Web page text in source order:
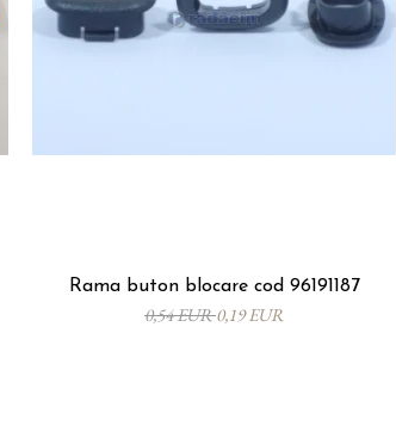
Rama buton blocare cod 96191187
0,54 EUR0,19 EUR